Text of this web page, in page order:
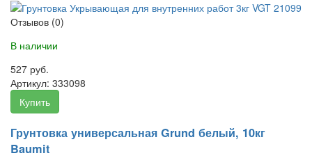
Отзывов (0)
В наличии
527 руб.
Артикул: 333098
Купить
Грунтовка универсальная Grund белый, 10кг
Baumit